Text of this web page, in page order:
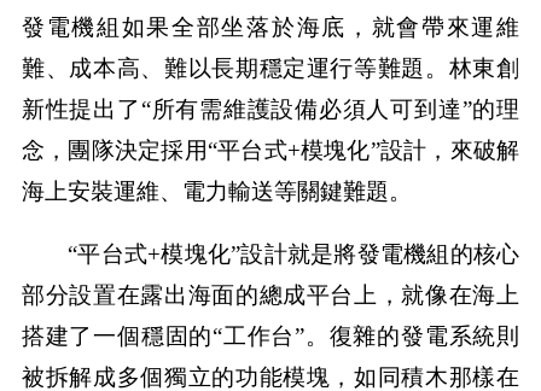
發電機組如果全部坐落於海底，就會帶來運維
難、成本高、難以長期穩定運行等難題。林東創
新性提出了“所有需維護設備必須人可到達”的理
念，團隊決定採用“平台式+模塊化”設計，來破解
海上安裝運維、電力輸送等關鍵難題。
“平台式+模塊化”設計就是將發電機組的核心
部分設置在露出海面的總成平台上，就像在海上
搭建了一個穩固的“工作台”。復雜的發電系統則
被拆解成多個獨立的功能模塊，如同積木那樣在